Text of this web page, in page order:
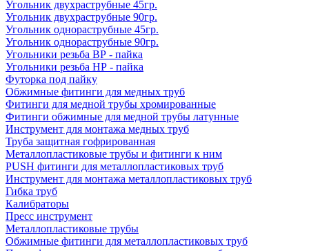
Угольник двухраструбные 45гр.
Угольник двухраструбные 90гр.
Угольник однораструбные 45гр.
Угольник однораструбные 90гр.
Угольники резьба ВР - пайка
Угольники резьба НР - пайка
Футорка под пайку
Обжимные фитинги для медных труб
Фитинги для медной трубы хромированные
Фитинги обжимные для медной трубы латунные
Инструмент для монтажа медных труб
Труба защитная гофрированная
Металлопластиковые трубы и фитинги к ним
PUSH фитинги для металлопластиковых труб
Инструмент для монтажа металлопластиковых труб
Гибка труб
Калибраторы
Пресс инструмент
Металлопластиковые трубы
Обжимные фитинги для металлопластиковых труб